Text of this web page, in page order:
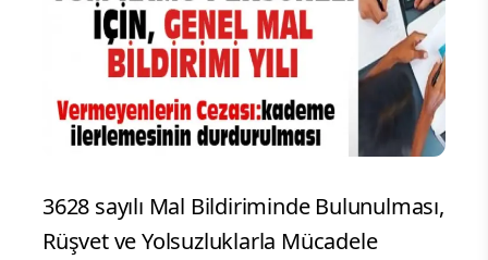
3628 sayılı Mal Bildiriminde Bulunulması,
Rüşvet ve Yolsuzluklarla Mücadele